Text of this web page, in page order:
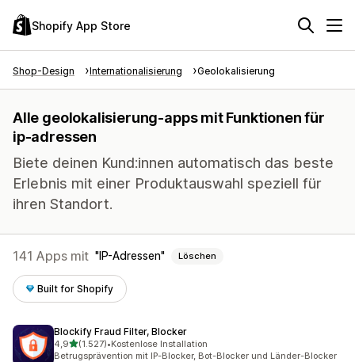
Shopify App Store
Shop-Design Internationalisierung Geolokalisierung
Alle geolokalisierung-apps mit Funktionen für
ip-adressen
Biete deinen Kund:innen automatisch das beste
Erlebnis mit einer Produktauswahl speziell für
ihren Standort.
141 Apps mit IP-Adressen Löschen
Built for Shopify
Blockify Fraud Filter, Blocker
4,9von 5 Sternen
(1.527)
1527 Rezensionen insgesamt
•Kostenlose Installation
Betrugsprävention mit IP-Blocker, Bot-Blocker und Länder-Blocker